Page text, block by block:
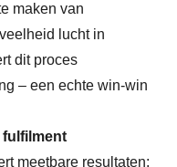
maken van
lucht in
dit proces
– een echte win-win
fulfilment
meetbare resultaten: